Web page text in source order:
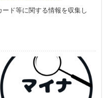
ド等に関する情報を収集し